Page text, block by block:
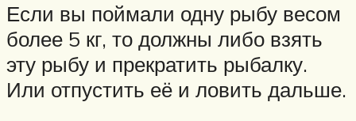
Если вы поймали одну рыбу весом
более 5 кг, то должны либо взять
эту рыбу и прекратить рыбалку.
Или отпустить её и ловить дальше.